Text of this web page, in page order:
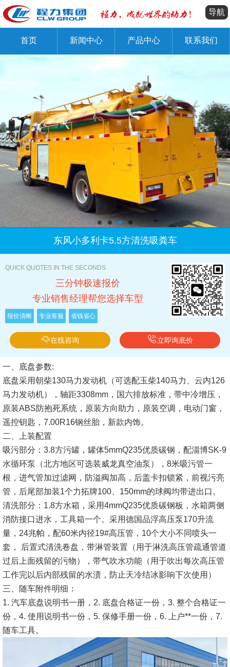
导航
首页 新闻中心 产品中心 联系我们
东风小多利卡5.5方清洗吸粪车
QUICK QUOTES IN THE SECONDS
三分钟极速报价
专业销售经理帮您选择车型
报价清晰 专业客服 省钱省心
在线咨询 立即询底价
一、底盘参数:
底盘采用朝柴130马力发动机（可选配玉柴140马力、云内126
马力发动机），轴距3308mm，国六排放标准，带中冷增压，
原装ABS防抱死系统，原装方向助力，原装空调，电动门窗，
遥控钥匙，7.00R16钢丝胎，新款内饰。
二、上装配置
吸污部分：3.8方污罐，罐体5mmQ235优质碳钢，配淄博SK-9
水循环泵（北方地区可选装威龙真空油泵），8米吸污管一
根，进气管加过滤网，防溢阀加高，后盖卡扣锁紧，前视污亮
管，后尾部加装1个力拓牌100、150mm的球阀均带进出口。
清洗部分：1.8方水箱，采用4mmQ235优质碳钢板，水箱两侧
消防接口进水，工具箱一个。采用德国品浮高压泵170升流
量，24兆帕，配60米内径19#高压管，10个大小不同喷头一
套， 后置式清洗卷盘，带淋管装置（用于淋洗高压管疏通管道
过后上面残留的污物），带气吹水功能（用于吹出每次高压管
工作完以后内部残留的水渍，防止天冷结冰影响下次使用）
三、随车附件明细：
1. 汽车底盘说明书一册，2. 底盘合格证一份，3. 整个合格证一
份，4. 使用说明书一份，5. 保修手册一份，6. 上户**一份，7.
随车工具。